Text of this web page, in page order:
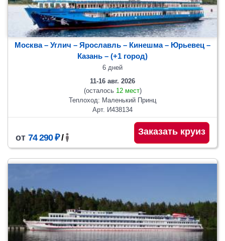
Москва – Углич – Ярославль – Кинешма – Юрьевец –
Казань – (+1 город)
6 дней
11-16 авг. 2026
(осталось 12 мест)
Теплоход: Маленький Принц
Арт. И438134
от 74 290 ₽/
Заказать круиз